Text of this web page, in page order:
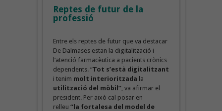
Reptes de futur de la
professió
Entre els reptes de futur que va destacar
De Dalmases estan la digitalització i
l’atenció farmacèutica a pacients crònics
dependents. “Tot s’està digitalitzant
i tenim molt interioritzada la
utilització del mòbil”, va afirmar el
president. Per això cal posar en
relleu “la fortalesa del model de